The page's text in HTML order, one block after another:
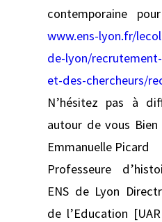
contemporaine
www.ens-lyon.fr/
de-lyon/
et-des-chercheurs/
N’hésitez pas à
autour de vous
Emmanuelle Picard
Professeure
ENS de Lyon
de l’Education